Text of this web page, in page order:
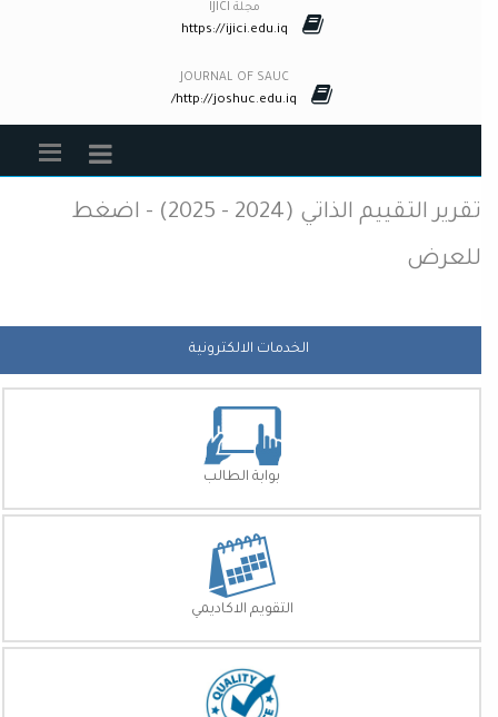
مجلة IJICI
https://ijici.edu.iq
JOURNAL OF SAUC
http://joshuc.edu.iq/
تقرير التقييم الذاتي (2024 - 2025) - اضغط
للعرض
الخدمات الالكترونية
بوابة الطالب
التقويم الاكاديمي